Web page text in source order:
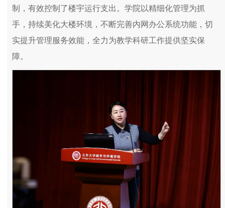
制，有效控制了楼宇运行支出。学院以精细化管理为抓
手，持续美化大楼环境，不断完善内网办公系统功能，切
实提升管理服务效能，全力为教学科研工作提供坚实保
障。